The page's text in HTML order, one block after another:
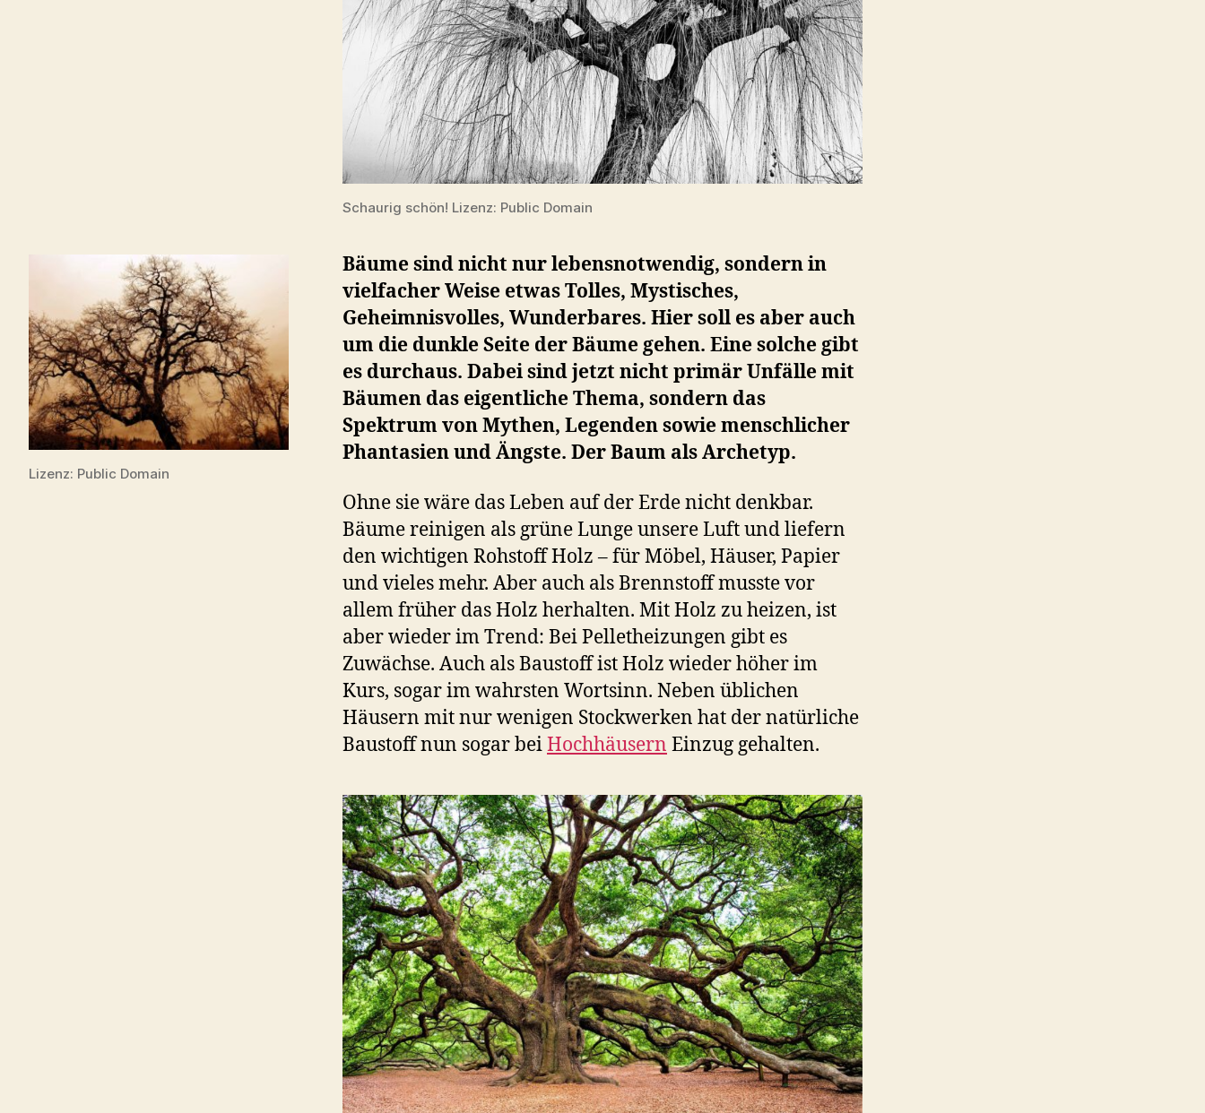
Schaurig schön! Lizenz: Public Domain
Lizenz: Public Domain
Bäume sind nicht nur lebensnotwendig, sondern in
vielfacher Weise etwas Tolles, Mystisches,
Geheimnisvolles, Wunderbares. Hier soll es aber auch
um die dunkle Seite der Bäume gehen. Eine solche gibt
es durchaus. Dabei sind jetzt nicht primär Unfälle mit
Bäumen das eigentliche Thema, sondern das
Spektrum von Mythen, Legenden sowie menschlicher
Phantasien und Ängste. Der Baum als Archetyp.
Ohne sie wäre das Leben auf der Erde nicht denkbar.
Bäume reinigen als grüne Lunge unsere Luft und liefern
den wichtigen Rohstoff Holz – für Möbel, Häuser, Papier
und vieles mehr. Aber auch als Brennstoff musste vor
allem früher das Holz herhalten. Mit Holz zu heizen, ist
aber wieder im Trend: Bei Pelletheizungen gibt es
Zuwächse. Auch als Baustoff ist Holz wieder höher im
Kurs, sogar im wahrsten Wortsinn. Neben üblichen
Häusern mit nur wenigen Stockwerken hat der natürliche
Baustoff nun sogar beiHochhäusern Einzug gehalten.